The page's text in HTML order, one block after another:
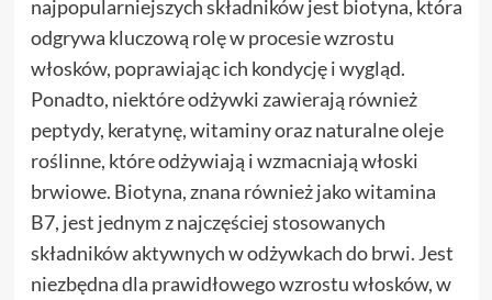
najpopularniejszych składników jest biotyna, która
odgrywa kluczową rolę w procesie wzrostu
włosków, poprawiając ich kondycję i wygląd.
Ponadto, niektóre odżywki zawierają również
peptydy, keratynę, witaminy oraz naturalne oleje
roślinne, które odżywiają i wzmacniają włoski
brwiowe. Biotyna, znana również jako witamina
B7, jest jednym z najczęściej stosowanych
składników aktywnych w odżywkach do brwi. Jest
niezbędna dla prawidłowego wzrostu włosków, w